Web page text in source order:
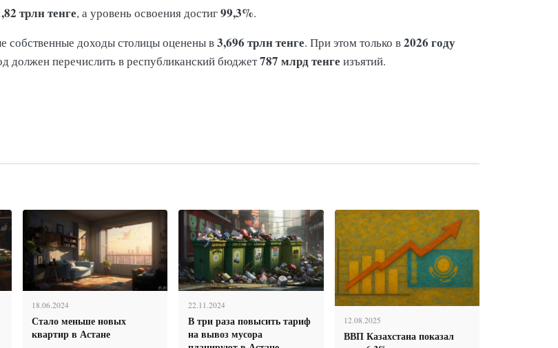
трлн тенге, а уровень освоения достиг99,3%.
собственные доходы столицы оценены в3,696 трлн тенге. При этом только в2026 году
должен перечислить в республиканский бюджет787 млрд тенге изъятий.
18.06.2024
Стало меньше новых
квартир в Астане
22.11.2024
В три раза повысить тариф
на вывоз мусора
12.08.2025
ВВП Казахстана показал